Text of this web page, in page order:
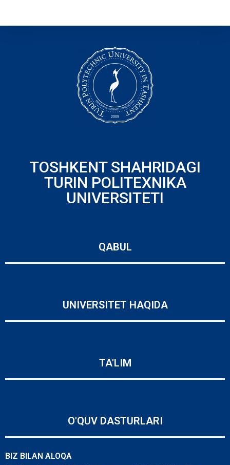
TOSHKENT SHAHRIDAGI
TURIN POLITEXNIKA
UNIVERSITETI
QABUL
UNIVERSITET HAQIDA
TA'LIM
O'QUV DASTURLARI
BIZ BILAN ALOQA